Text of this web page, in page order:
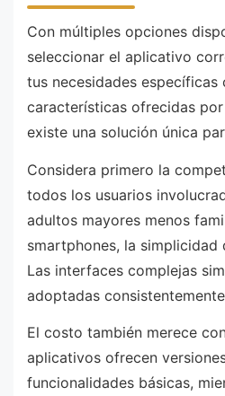
Con múltiples opciones
seleccionar el aplicativo
tus necesidades específicas
características ofrecidas
existe una solución única
Considera primero la
todos los usuarios
adultos mayores menos
smartphones, la simplicidad
Las interfaces complejas
adoptadas
El costo también merece
aplicativos ofrecen
funcionalidades básicas,